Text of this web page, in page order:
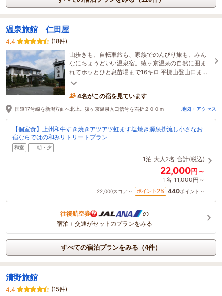
温泉旅館 仁田屋
4.4
(18件)
山歩きも、自転車旅も、家族でのんびり旅も、みん
なにちょうどいい温泉宿。猿ヶ京温泉の自然に囲ま
れてホッとひと息苗場まで16キロ 平標山登山口まで
車25分 谷川岳ロープウェイまで車45分
4名がこの宿を見ています
国道17号線を新潟方面へ北上。猿ヶ京温泉入口信号を右折２００ｍ 地図・アクセス
【個室食】上州和牛すき焼きアツアツ虹ます塩焼き源泉掛流し小さなお
宿ならではの和みリトリートプラン
和室 朝・夕
1泊 大人2名 合計(税込)
22,000円～
1名 11,000円～
22,000スコア～ ポイント 2% 440ポイント～
往復航空券
の
宿泊＋交通がセットのプランをみる
すべての宿泊プランをみる（4件）
清野旅館
4.4
(15件)